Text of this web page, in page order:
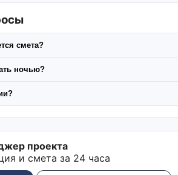
смета?
ночью?
проекта
и смета за 24 часа